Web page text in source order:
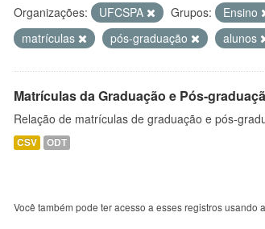
Organizações: UFCSPA Grupos: Ensino
matrículas
pós-graduação alunos
Matrículas da Graduação e Pós-
Relação de matrículas de graduação e pós-
CSV ODT
Você também pode ter acesso a esses registros usando a